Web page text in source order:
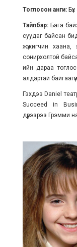
Тоглосон анги:
Тайлбар:Бага
суудаг байсан
жүжигчин
сонирхолтой
ийн дараа
алдартай
Гэхдээ Daniel
Succeed in
дүрээрээ Грэмми